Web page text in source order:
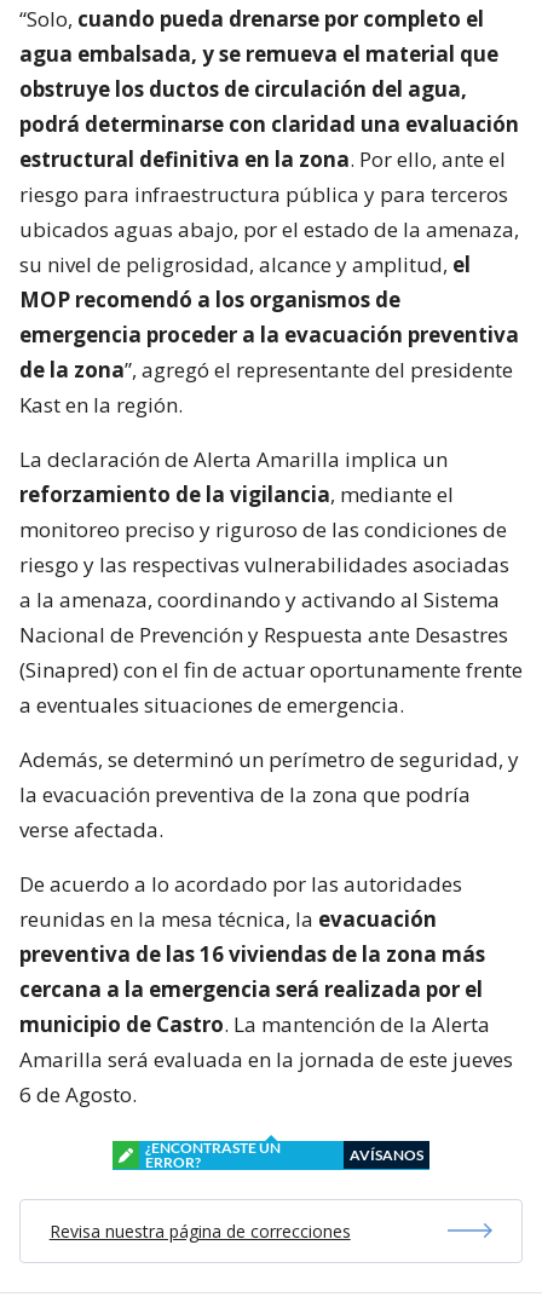
“Solo, cuando pueda drenarse por completo el
agua embalsada, y se remueva el material que
obstruye los ductos de circulación del agua,
podrá determinarse con claridad una evaluación
estructural definitiva en la zona. Por ello, ante el
riesgo para infraestructura pública y para terceros
ubicados aguas abajo, por el estado de la amenaza,
su nivel de peligrosidad, alcance y amplitud, el
MOP recomendó a los organismos de
emergencia proceder a la evacuación preventiva
de la zona”, agregó el representante del presidente
Kast en la región.
La declaración de Alerta Amarilla implica un
reforzamiento de la vigilancia, mediante el
monitoreo preciso y riguroso de las condiciones de
riesgo y las respectivas vulnerabilidades asociadas
a la amenaza, coordinando y activando al Sistema
Nacional de Prevención y Respuesta ante Desastres
(Sinapred) con el fin de actuar oportunamente frente
a eventuales situaciones de emergencia.
Además, se determinó un perímetro de seguridad, y
la evacuación preventiva de la zona que podría
verse afectada.
De acuerdo a lo acordado por las autoridades
reunidas en la mesa técnica, la evacuación
preventiva de las 16 viviendas de la zona más
cercana a la emergencia será realizada por el
municipio de Castro. La mantención de la Alerta
Amarilla será evaluada en la jornada de este jueves
6 de Agosto.
¿ENCONTRASTE UN
ERROR?
AVÍSANOS
Revisa nuestra página de correcciones